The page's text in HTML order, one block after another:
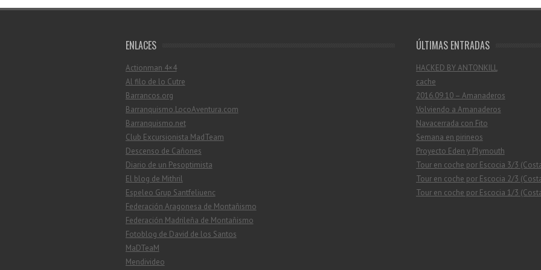
ENLACES
Actionman 4×4
Al filo de lo Cutre
Barrancos.org
Barranquismo.LocoAventura.com
Barranquismo.net
Club Excursionista MadTeam
Descenso de Cañones
Diario de un Pesoptimista
El blog de Mithril
Espeleo Grup Santfeliuenc
Federación Aragonesa de Montañismo
Federación Madrileña de Montañismo
Fotoblog de David de los Santos
MaDTeaM
Mendivideo
ÚLTIMAS ENTRADAS
HACKED BY ANTONKILL
cache
2016.09.10 – Amanaderos
Volviendo a Amanaderos
Navacerrada con Fito
Semana en pirineos
Proyecto Eden y Plymouth
Tour en coche por Escocia 3/3
Tour en coche por Escocia 2/3
Tour en coche por Escocia 1/3